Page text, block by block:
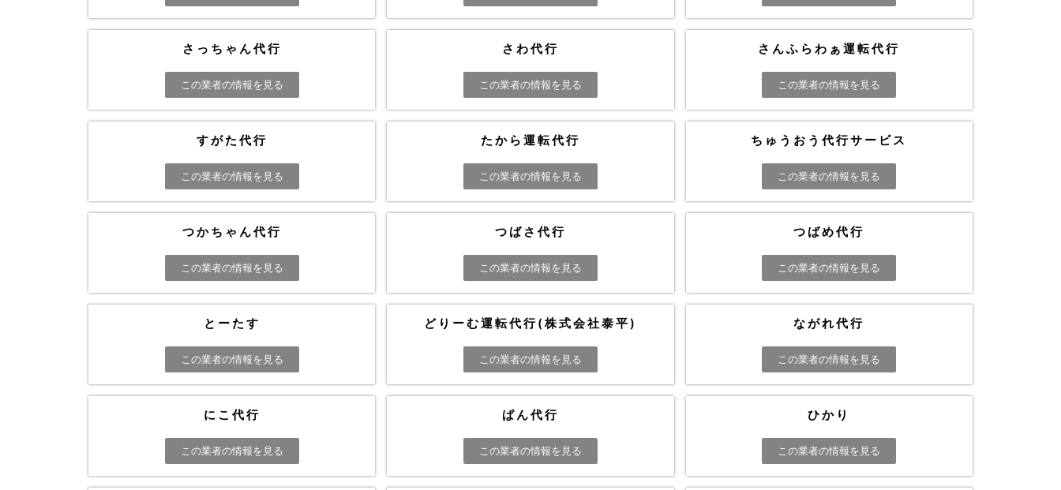
さっちゃん代行
この業者の情報を見る
さわ代行
この業者の情報を見る
さんふらわぁ運転代行
この業者の情報を見る
すがた代行
この業者の情報を見る
たから運転代行
この業者の情報を見る
ちゅうおう代行サービス
この業者の情報を見る
つかちゃん代行
この業者の情報を見る
つばさ代行
この業者の情報を見る
つばめ代行
この業者の情報を見る
とーたす
この業者の情報を見る
どりーむ運転代行(株式会社泰平)
この業者の情報を見る
ながれ代行
この業者の情報を見る
にこ代行
この業者の情報を見る
ぱん代行
この業者の情報を見る
ひかり
この業者の情報を見る